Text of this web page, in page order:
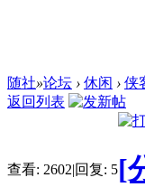
随社»论坛 › 休闲 › 侠
返回列表
查看: 2602|回复: 5[